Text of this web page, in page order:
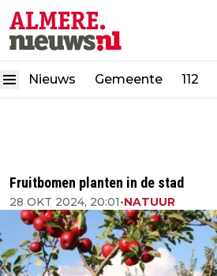
Nieuws Gemeente 112
Fruitbomen planten in de stad
28 OKT 2024, 20:01•NATUUR